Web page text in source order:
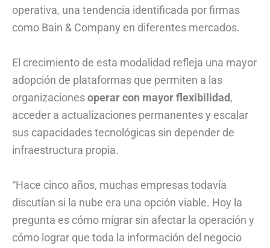
operativa, una tendencia identificada por firmas
como Bain & Company en diferentes mercados.
El crecimiento de esta modalidad refleja una mayor
adopción de plataformas que permiten a las
organizacionesoperar con mayor flexibilidad,
acceder a actualizaciones permanentes y escalar
sus capacidades tecnológicas sin depender de
infraestructura propia.
“Hace cinco años, muchas empresas todavía
discutían si la nube era una opción viable. Hoy la
pregunta es cómo migrar sin afectar la operación y
cómo lograr que toda la información del negocio